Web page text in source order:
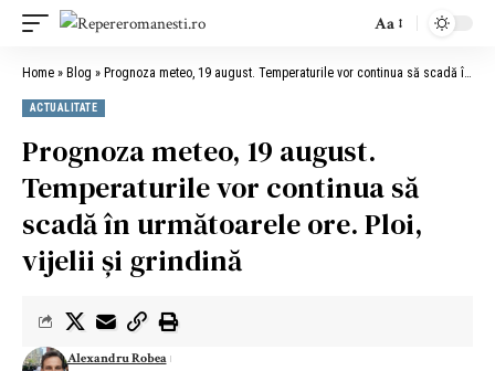
Aa
Home » Blog » Prognoza meteo, 19 august. Temperaturile vor continua să scadă în următoarele ore. Ploi, vijelii și grindină
ACTUALITATE
Prognoza meteo, 19 august.
Temperaturile vor continua să
scadă în următoarele ore. Ploi,
vijelii și grindină
Alexandru Robea